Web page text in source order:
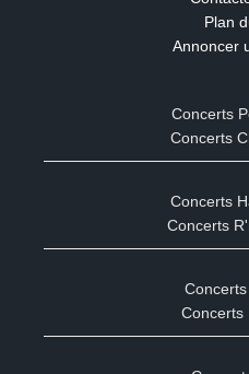
Plan
Annoncer
Concerts
Concerts
Concerts
Concerts
Concerts